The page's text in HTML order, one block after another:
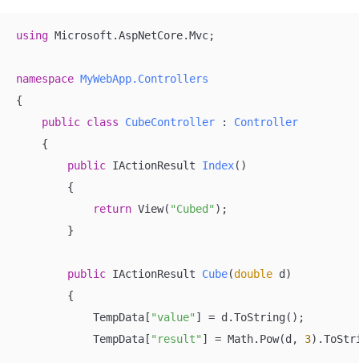
using Microsoft.AspNetCore.Mvc;
namespace MyWebApp.Controllers
{
public class CubeController : Controller
    {
public IActionResult Index( )
        {
return View( "Cubed" );
        }
public IActionResult Cube(double d )
        {
            TempData[
"value" ] = d.ToString();
            TempData[
"result" ] = Math.Pow(d, 3